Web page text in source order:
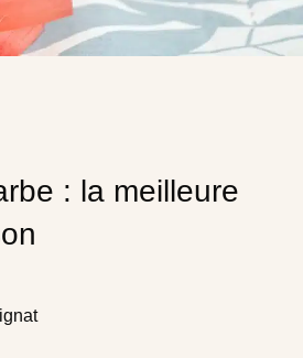
: la meilleure